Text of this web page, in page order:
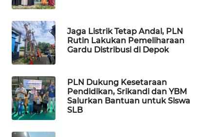
Jaga Listrik Tetap Andal, PLN
Rutin Lakukan Pemeliharaan
Gardu Distribusi di Depok
PLN Dukung Kesetaraan
Pendidikan, Srikandi dan YBM
Salurkan Bantuan untuk Siswa
SLB
SAMOSIR
WN
PADANG
LAWAS
WN
SUMEDANG
WN